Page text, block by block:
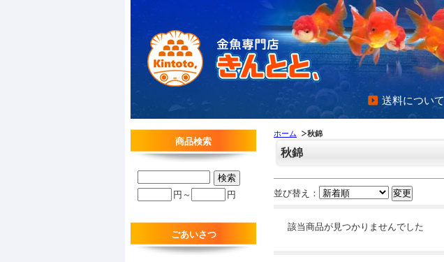
送料について
ホーム 秋錦
秋錦
並び替え：
該当商品が見つかりませんでした
商品検索
円～ 円
ごあいさつ